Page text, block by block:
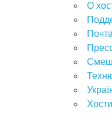
О
Почта